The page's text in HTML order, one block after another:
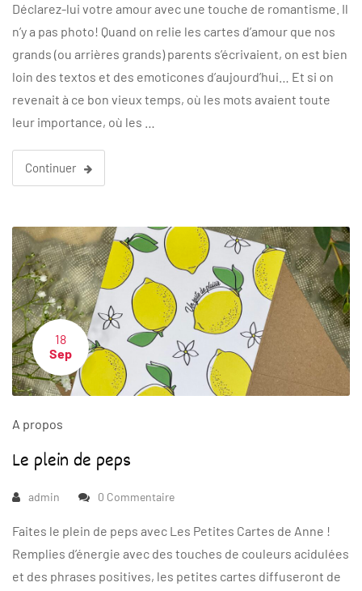
Déclarez-lui votre amour avec une touche de romantisme. Il
n’y a pas photo! Quand on relie les cartes d’amour que nos
grands (ou arrières grands) parents s’écrivaient, on est bien
loin des textos et des emoticones d’aujourd’hui… Et si on
revenait à ce bon vieux temps, où les mots avaient toute
leur importance, où les …
Continuer
18
Sep
A propos
Le plein de peps
admin 0 Commentaire
Faites le plein de peps avec Les Petites Cartes de Anne !
Remplies d’énergie avec des touches de couleurs acidulées
et des phrases positives, les petites cartes diffuseront de